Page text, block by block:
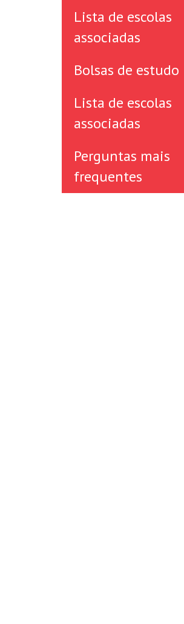
Lista de escolas
associadas
Bolsas de estudo
Lista de escolas
associadas
Perguntas mais
frequentes